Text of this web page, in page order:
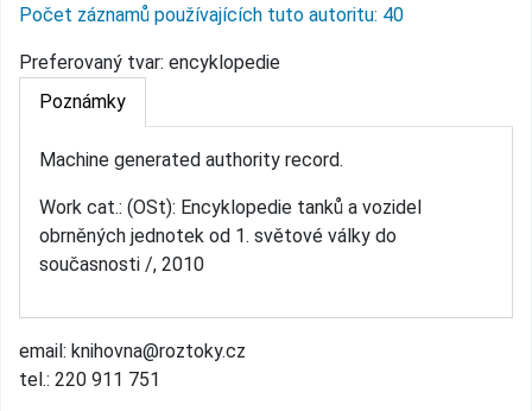
email: knihovna@roztoky.cz
tel.: 220 911 751
Počet záznamů používajících tuto autoritu: 40
Preferovaný tvar: encyklopedie
Poznámky
Machine generated authority record.
Work cat.: (OSt): Encyklopedie tanků a vozidel
obrněných jednotek od 1. světové války do
současnosti /, 2010